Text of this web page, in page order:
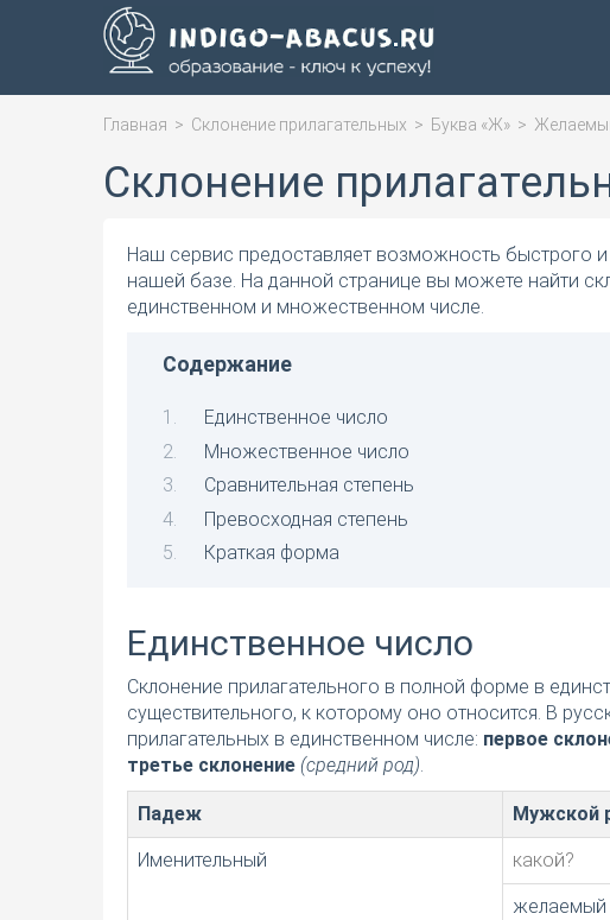
Главная > Склонение прилагательных > Буква «Ж» >
Склонение
Наш сервис предоставляет возможность быстрого
нашей базе. На данной странице вы можете найти
единственном и множественном числе.
Содержание
Единственное число
Множественное число
Сравнительная степень
Превосходная степень
Краткая форма
Единственное число
Склонение прилагательного в полной форме в
существительного, к которому оно относится. В
прилагательных в единственном числе: первое
третье склонение (средний род).
Падеж Мужской
Именительный какой?
желаемый